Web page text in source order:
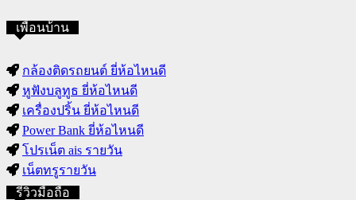
เพื่อนบ้าน
กล้องติดรถยนต์ ยี่ห้อไหนดี
หูฟังบลูทูธ ยี่ห้อไหนดี
เครื่องปริ้น ยี่ห้อไหนดี
Power Bank ยี่ห้อไหนดี
โปรเน็ต ais รายวัน
เน็ตทรูรายวัน
รีวิวมือถือ